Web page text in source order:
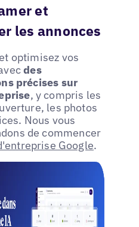
et
les annonces
optimisez vos
des
précises sur
, y compris les
les photos
Nous vous
de commencer
Google.